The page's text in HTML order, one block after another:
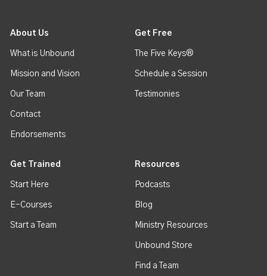
About Us
What is Unbound
Mission and Vision
Our Team
Contact
Endorsements
Get Free
The Five Keys®
Schedule a Session
Testimonies
Get Trained
Start Here
E-Courses
Start a Team
Resources
Podcasts
Blog
Ministry Resources
Unbound Store
Find a Team